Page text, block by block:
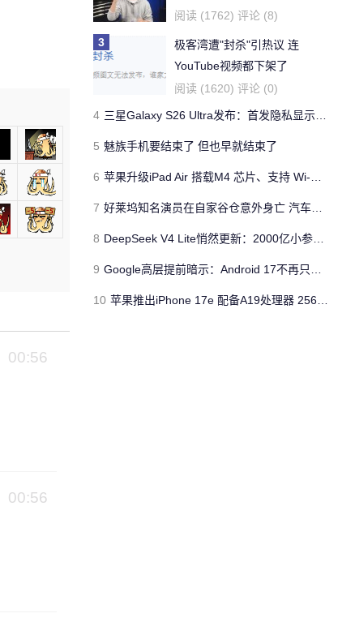
00:56
00:56
阅读 (1762) 评论 (8)
3
极客湾遭"封杀"引热议 连
YouTube视频都下架了
阅读 (1620) 评论 (0)
4 三星Galaxy S26 Ultra发布：首发隐私显示屏、骁龙 8 Elite Gen 5与60W闪充
5 魅族手机要结束了 但也早就结束了
6 苹果升级iPad Air 搭载M4 芯片、支持 Wi‑Fi 7 售价不变
7 好莱坞知名演员在自家谷仓意外身亡 汽车搭电时突然自燃
8 DeepSeek V4 Lite悄然更新：2000亿小参数性能逼近美国顶流
9 Google高层提前暗示：Android 17不再只是操作系统
10 苹果推出iPhone 17e 配备A19处理器 256GB容量起步 刘海屏依旧